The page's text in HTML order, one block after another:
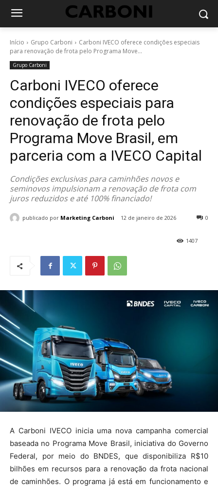
Início Grupo Carboni
Carboni IVECO oferece condições especiais
para renovação de frota pelo Programa Move...
Grupo Carboni
Carboni IVECO oferece
condições especiais para
renovação de frota pelo
Programa Move Brasil, em
parceria com a IVECO Capital
Condições exclusivas para caminhões novos e
seminovos impulsionam a renovação de frota com
juros reduzidos e até 100% financiado!
publicado por Marketing Carboni 12 de janeiro de 2026 0
1407
A Carboni IVECO inicia uma nova campanha comercial
baseada no Programa Move Brasil, iniciativa do Governo
Federal, por meio do BNDES, que disponibiliza R$10
bilhões em recursos para a renovação da frota nacional
de caminhões. O programa já está em funcionamento e